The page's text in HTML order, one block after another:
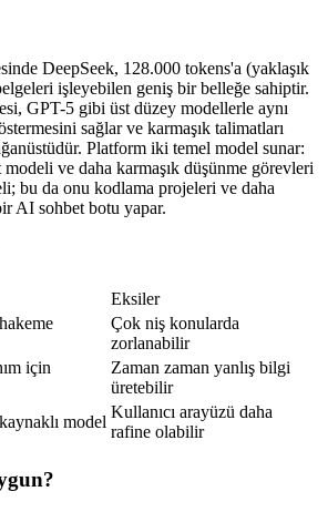
DeepSeek, 128.000 tokens'a (yaklaşık
işleyebilen geniş bir belleğe sahiptir.
GPT-5 gibi üst düzey modellerle aynı
sağlar ve karmaşık talimatları
Platform iki temel model sunar:
modeli ve daha karmaşık düşünme görevleri
bu da onu kodlama projeleri ve daha
AI sohbet botu yapar.
Eksiler
Çok niş konularda
zorlanabilir
için
Zaman zaman yanlış bilgi
üretebilir
model
Kullanıcı arayüzü daha
rafine olabilir